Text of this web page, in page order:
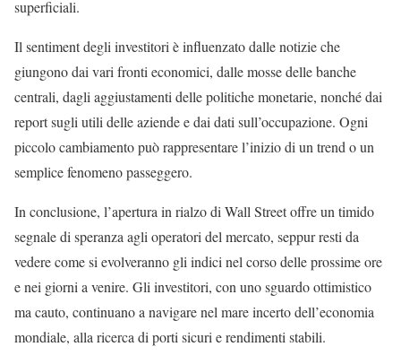
superficiali.
Il sentiment degli investitori è influenzato dalle notizie che
giungono dai vari fronti economici, dalle mosse delle banche
centrali, dagli aggiustamenti delle politiche monetarie, nonché dai
report sugli utili delle aziende e dai dati sull’occupazione. Ogni
piccolo cambiamento può rappresentare l’inizio di un trend o un
semplice fenomeno passeggero.
In conclusione, l’apertura in rialzo di Wall Street offre un timido
segnale di speranza agli operatori del mercato, seppur resti da
vedere come si evolveranno gli indici nel corso delle prossime ore
e nei giorni a venire. Gli investitori, con uno sguardo ottimistico
ma cauto, continuano a navigare nel mare incerto dell’economia
mondiale, alla ricerca di porti sicuri e rendimenti stabili.